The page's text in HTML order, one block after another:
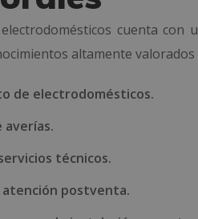
cuenta con
altamente valorados
de electrodomésticos.
averías.
técnicos.
postventa.